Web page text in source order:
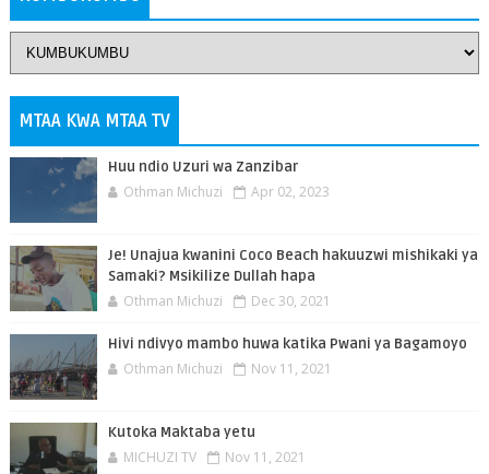
MTAA KWA MTAA TV
Huu ndio Uzuri wa Zanzibar
Othman Michuzi Apr 02, 2023
Je! Unajua kwanini Coco Beach hakuuzwi mishikaki ya
Samaki? Msikilize Dullah hapa
Othman Michuzi Dec 30, 2021
Hivi ndivyo mambo huwa katika Pwani ya Bagamoyo
Othman Michuzi Nov 11, 2021
Kutoka Maktaba yetu
MICHUZI TV Nov 11, 2021